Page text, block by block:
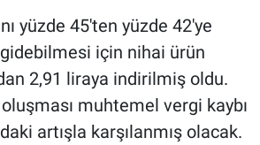
yüzde 45'ten yüzde 42'ye
için nihai ürün
2,91 liraya indirilmiş oldu.
muhtemel vergi kaybı
artışla karşılanmış olacak.